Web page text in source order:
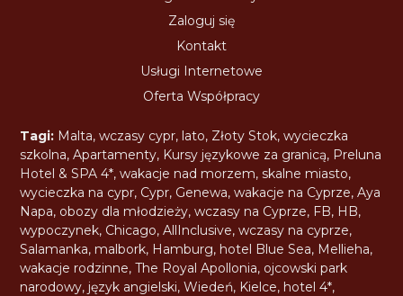
Zaloguj się
Kontakt
Usługi Internetowe
Oferta Współpracy
Tagi: Malta,wczasy cypr, lato, Złoty Stok,wycieczka
szkolna,Apartamenty, Kursy językowe za granicą, Preluna
Hotel & SPA 4*,wakacje nad morzem,skalne miasto,
wycieczka na cypr, Cypr, Genewa,wakacje na Cyprze,Aya
Napa, obozy dla młodzieży,wczasy na Cyprze, FB, HB,
wypoczynek, Chicago,AllInclusive,wczasy na cyprze,
Salamanka, malbork, Hamburg, hotel Blue Sea, Mellieha,
wakacje rodzinne,The Royal Apollonia, ojcowski park
narodowy, język angielski,Wiedeń, Kielce, hotel 4*,